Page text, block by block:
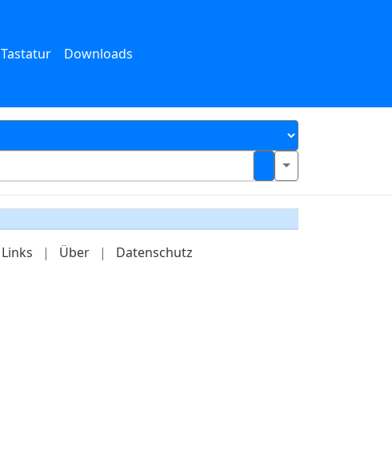
Tastatur Downloads
Links | Über | Datenschutz